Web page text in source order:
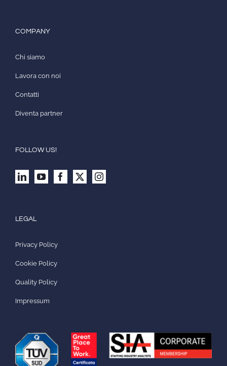
COMPANY
Chi siamo
Lavora con noi
Contatti
Diventa partner
FOLLOW US!
LEGAL
Privacy Policy
Cookie Policy
Quality Policy
Impressum